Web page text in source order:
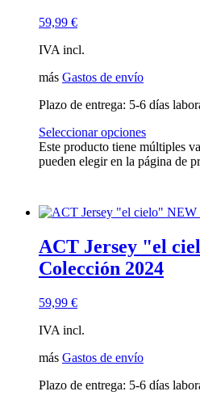
59,99 €
IVA incl.
más Gastos de envío
Plazo de entrega: 5-6 días
Seleccionar opciones
Este producto tiene múltiples
pueden elegir en la página de
ACT Jersey "el
Colección 2024
59,99 €
IVA incl.
más Gastos de envío
Plazo de entrega: 5-6 días